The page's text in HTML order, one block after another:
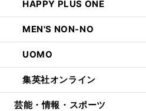
HAPPY PLUS ONE
MEN'S NON-NO
UOMO
集英社オンライン
芸能・情報・スポーツ